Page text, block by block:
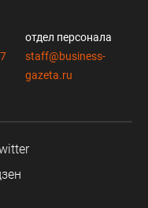
отдел персонала
staff@business-
gazeta.ru